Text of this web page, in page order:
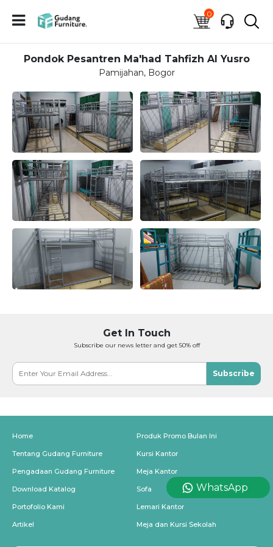
0
Pondok Pesantren Ma'had Tahfizh Al Yusro
Pamijahan, Bogor
Get In Touch
Subscribe our news letter and get 50% off
Subscribe
Home
Tentang Gudang Furniture
Pengadaan Gudang Furniture
Download Katalog
Portofolio Kami
Artikel
Produk Promo Bulan Ini
Kursi Kantor
Meja Kantor
Sofa
Lemari Kantor
Meja dan Kursi Sekolah
WhatsApp